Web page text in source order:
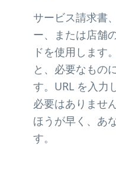
サービス請求書
ー、または店舗
ドを使用します
と、必要なもの
す。URL を入力
必要はありませ
ほうが早く、あ
す。